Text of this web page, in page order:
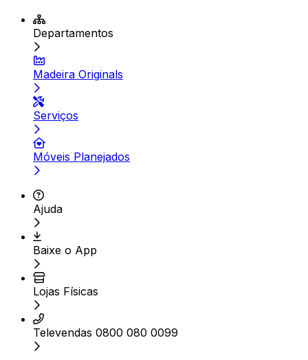
Departamentos
Madeira Originals
Serviços
Móveis Planejados
Ajuda
Baixe o App
Lojas Físicas
Televendas 0800 080 0099